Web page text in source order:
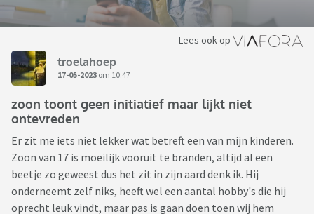
Lees ook op
troelahoep
17-05-2023 om 10:47
zoon toont geen initiatief maar lijkt niet
ontevreden
Er zit me iets niet lekker wat betreft een van mijn kinderen.
Zoon van 17 is moeilijk vooruit te branden, altijd al een
beetje zo geweest dus het zit in zijn aard denk ik. Hij
onderneemt zelf niks, heeft wel een aantal hobby's die hij
oprecht leuk vindt, maar pas is gaan doen toen wij hem